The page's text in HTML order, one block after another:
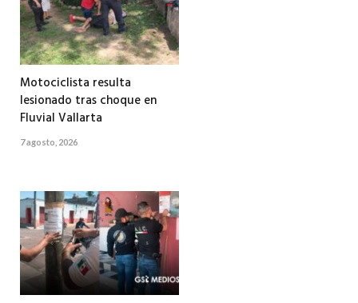
Motociclista resulta
lesionado tras choque en
Fluvial Vallarta
7 agosto, 2026